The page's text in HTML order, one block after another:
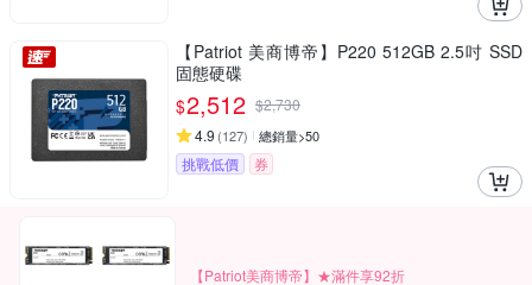
【Patriot 美商博帝】P220 512GB 2.5吋 SSD
固態硬碟
$2,512 $2,730
4.9 (127) 總銷量>50
挑戰低價 券
【Patriot美商博帝】★滿件享92折